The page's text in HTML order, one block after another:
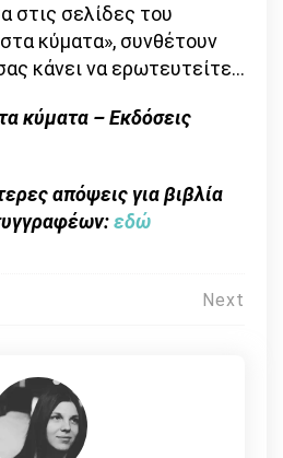
στις σελίδες του
κύματα», συνθέτουν
κάνει να ερωτευτείτε…
κύματα – Εκδόσεις
απόψεις για βιβλία
εδώ
Next